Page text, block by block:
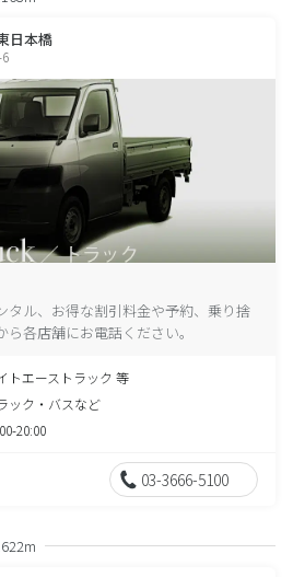
日本橋
タル、お得な割引料金や予約、乗り捨
各店舗にお電話ください。
トエーストラック 等
ック・バスなど
20:00
03-3666-5100